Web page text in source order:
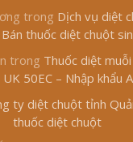
trong Dịch vụ diệt
thuốc diệt chuột
trong Thuốc diệt
50EC – Nhập khẩu
ty diệt chuột tỉnh
thuốc diệt chuột